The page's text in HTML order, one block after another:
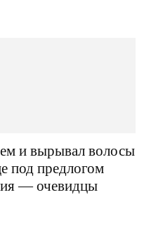
и вырывал волосы
под предлогом
— очевидцы